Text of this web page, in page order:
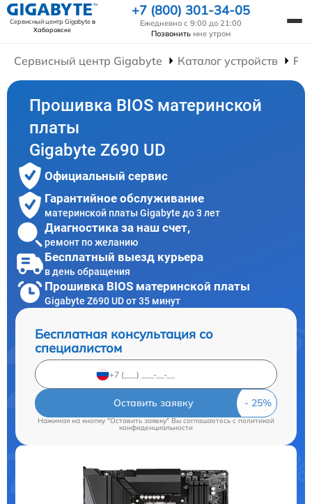
Сервисный центр Gigabyteв
Хабаровске
+7 (800) 301-34-05
Ежедневно с 9:00 до 21:00
Позвонить мне утром
Сервисный центр Gigabyte Каталог устройств
Прошивка BIOS материнской
платы
Gigabyte Z690 UD
Официальный сервис
Гарантийное обслуживание
материнской платы Gigabyte до 3 лет
Диагностика за наш счет,
ремонт по желанию
Бесплатный выезд курьера
в день обращения
Прошивка BIOS материнской платы
Gigabyte Z690 UD от 35 минут
Бесплатная консультация со
специалистом
Оставить заявку
Нажимая на кнопку "Оставить заявку" Вы соглашаетесь cполитикой
конфиденциальности